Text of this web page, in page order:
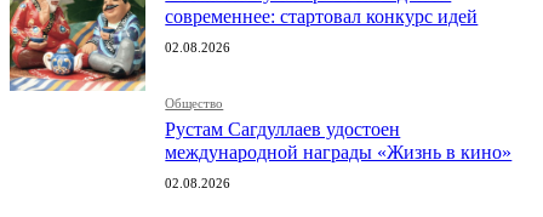
современнее: стартовал конкурс идей
02.08.2026
Общество
Рустам Сагдуллаев удостоен
международной награды «Жизнь в кино»
02.08.2026